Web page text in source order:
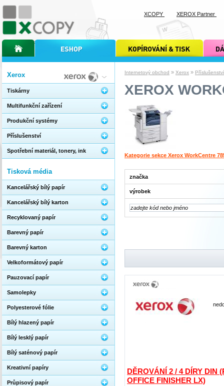
Internetový obchod » Xerox » Příslušenství
XEROX
Kategorie sekce Xerox WorkCentre
značka
výrobek
DĚROVÁNÍ 2 / 4 DÍRY DIN
OFFICE FINISHER LX)
Xerox
Tiskárny
Multifunkční zařízení
Produkční systémy
Příslušenství
Spotřební materiál, tonery, ink
Tisková média
Kancelářský bílý papír
Kancelářský bílý karton
Recyklovaný papír
Barevný papír
Barevný karton
Velkoformátový papír
Pauzovací papír
Samolepky
Polyesterové fólie
Bílý hlazený papír
Bílý lesklý papír
Bílý saténový papír
Kreativní papíry
Průpisový papír
úvodní stránka xcopyinternetový obchod xcopy kopírování a tisk xcopy dárkové
XCOPY XEROX Partner